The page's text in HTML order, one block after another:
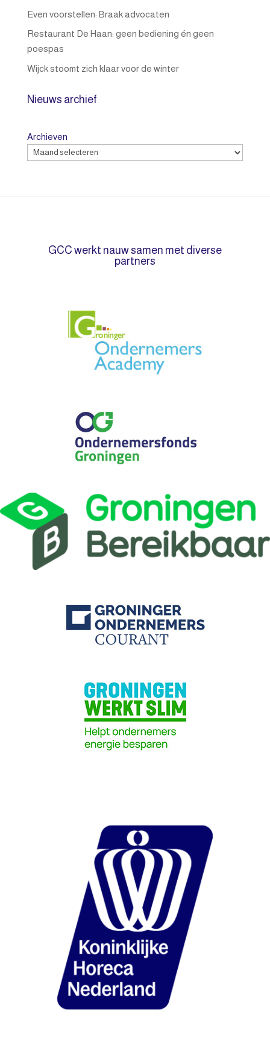
Even voorstellen: Braak advocaten
Restaurant De Haan: geen bediening én geen
poespas
Wijck stoomt zich klaar voor de winter
Nieuws archief
Archieven
GCC werkt nauw samen met diverse
partners